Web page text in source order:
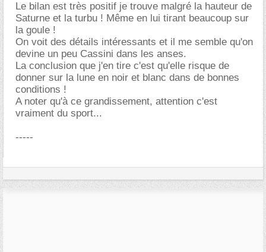
Le bilan est très positif je trouve malgré la hauteur de
Saturne et la turbu ! Même en lui tirant beaucoup sur
la goule !
On voit des détails intéressants et il me semble qu'on
devine un peu Cassini dans les anses.
La conclusion que j'en tire c'est qu'elle risque de
donner sur la lune en noir et blanc dans de bonnes
conditions !
A noter qu'à ce grandissement, attention c'est
vraiment du sport...
-----